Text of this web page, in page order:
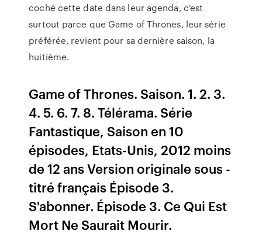
coché cette date dans leur agenda, c'est
surtout parce que Game of Thrones, leur série
préférée, revient pour sa dernière saison, la
huitième.
Game of Thrones. Saison. 1. 2. 3.
4. 5. 6. 7. 8. Télérama. Série
Fantastique, Saison en 10
épisodes, Etats-Unis, 2012 moins
de 12 ans Version originale sous -
titré français Épisode 3.
S'abonner. Épisode 3. Ce Qui Est
Mort Ne Saurait Mourir.